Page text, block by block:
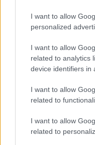
I want to allow
personalized
I want to allow
related to analytics
device identifiers in
I want to allow
related to
I want to allow
related to
Nya Ullevi, Göteborg
2026-08-08 17:00
0 nap 5 óra 21 perc 16
Manchester
ELŐZŐ